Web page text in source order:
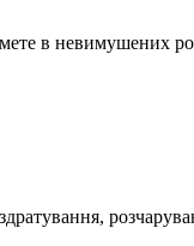
в невимушених